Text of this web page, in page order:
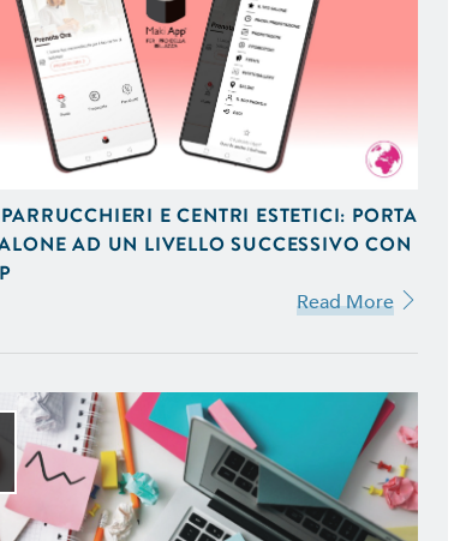
E CENTRI ESTETICI: PORTA
AD UN LIVELLO SUCCESSIVO CON
Read More
Uniche del
Line,
il Mobile e